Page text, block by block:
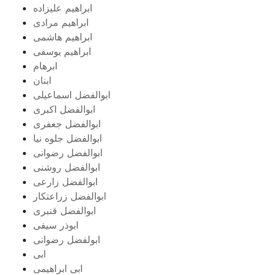
ابراهیم علیزاده
ابراهیم مرادی
ابراهیم هاشمی
ابراهیم یوسفی
ابرهام
ابنان
ابوالفضل اسماعیلی
ابوالفضل اکبری
ابوالفضل جعفری
ابوالفضل جلوه نیا
ابوالفضل رضوانی
ابوالفضل روشنی
ابوالفضل زارعی
ابوالفضل زراعتکار
ابوالفضل قنبری
ابوذر سیفی
ابولفضل رضوانی
ابی
ابی ابراهیمی